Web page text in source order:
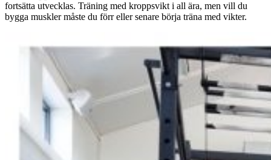
fortsätta utvecklas. Träning med kroppsvikt i all ära, men vill du
bygga muskler måste du förr eller senare börja träna med vikter.